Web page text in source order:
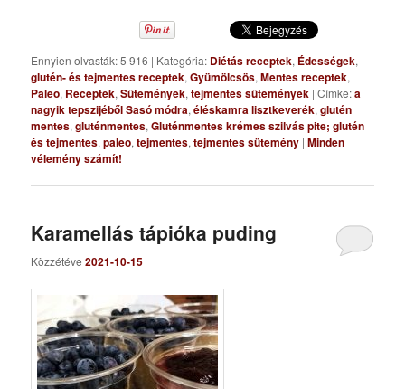
Ennyien olvasták: 5 916 | Kategória: Diétás receptek, Édességek,
glutén- és tejmentes receptek,Gyümölcsös,Mentes receptek,
Paleo, Receptek,Sütemények,tejmentes sütemények |Címke:a
nagyik tepszijéből Sasó módra,éléskamra lisztkeverék,glutén
mentes,gluténmentes,Gluténmentes krémes szilvás pite; glutén
és tejmentes,paleo,tejmentes,tejmentes sütemény |Minden
vélemény számít!
Karamellás tápióka puding
Közzétéve2021-10-15